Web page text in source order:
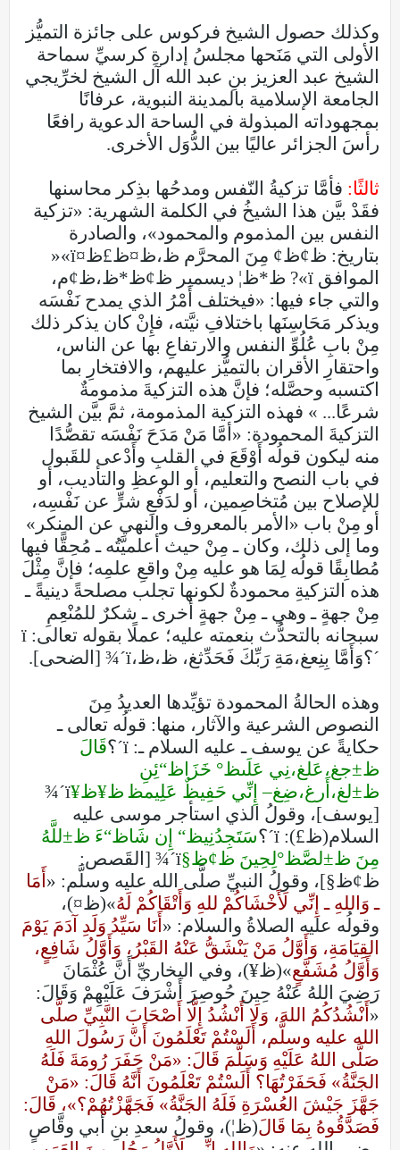
وكذلك حصول الشيخ فركوس على جائزة التميُّز
الأولى التي مَنَحها مجلسُ إدارةِ كرسيِّ سماحة
الشيخ عبد العزيز بنِ عبد الله آل الشيخ لخرِّيجي
الجامعة الإسلامية بالمدينة النبوية، عرفانًا
بمجهوداته المبذولة في الساحة الدعوية رافعًا
رأسَ الجزائر عاليًا بين الدُّوَل الأخرى.
ثالثًا: فأمَّا تزكيةُ النّفس ومدحُها بذِكر محاسنها
فقَدْ بيَّن هذا الشيخُ في الكلمة الشهرية: «تزكية
النفس بين المذموم والمحمود»، والصادرة
بتاريخ: ظ¢ظ¢ مِنَ المحرَّم ظ،ظ¤ظ£ظ¤ï»«
الموافق ï»? ظ*ظ¦ ديسمبر ظ¢ظ*ظ،ظ¢م،
والتي جاء فيها: «فيختلف أَمْرُ الذي يمدح نَفْسَه
ويذكر مَحَاسِنَها باختلافِ نيَّته، فإِنْ كان يذكر ذلك
مِنْ بابِ عُلُوِّ النفس والارتفاعِ بها عن الناس،
واحتقارِ الأقران بالتميُّز عليهم، والافتخارِ بما
اكتسبه وحصَّله؛ فإنَّ هذه التزكيةَ مذمومةٌ
شرعًا... » فهذه التزكية المذمومة، ثمَّ بيَّن الشيخ
التزكيةَ المحمودة: «أمَّا مَنْ مَدَحَ نَفْسَه تقصُّدًا
منه ليكون قولُه أَوْقَعَ في القلبِ وأَدْعى للقَبول
في باب النصح والتعليم، أو الوعظِ والتأديب، أو
للإصلاح بين مُتخاصِمين، أو لدَفْعِ شرٍّ عن نَفْسِه،
أو مِنْ باب «الأمر بالمعروف والنهي عن المنكر»
وما إلى ذلك، وكان ـ مِنْ حيث أعلميَّتُه ـ مُحِقًّا فيها
مُطابِقًا قولُه لِمَا هو عليه مِنْ واقعِ علمِه؛ فإنَّ مِثْلَ
هذه التزكيةِ محمودةٌ لكونها تجلب مصلحةً دينيةً ـ
مِنْ جهةٍ ـ وهي ـ مِنْ جهةٍ أخرى ـ شكرٌ للمُنْعِمِ
سبحانه بالتحدُّث بنعمته عليه؛ عملًا بقوله تعالى: ï
´؟وَأَمَّا بِنِعغ،مَةِ رَبِّكَ فَحَدِّثغ، ظ،ظ،ï´¾ [الضحى].
وهذه الحالةُ المحمودة تؤيِّدها العديدُ مِنَ
النصوص الشرعية والآثار، منها: قولُه تعالى ـ
حكايةً عن يوسف ـ عليه السلام ـ: ï´؟
قَالَ
ظ±جغ،عَلغ،نِي عَلَىظ° خَزَاظ“ئِنِ
ظ±لغ،أَرغ،ضِغ– إِنِّي حَفِيظٌ عَلِيمظ‍ ظ¥ظ¥ ï´¾
[يوسف]، وقولُ الذي استأجر موسى عليه
السلام(ظ£): ï´؟
سَتَجِدُنِيظ“ إِن شَاظ“ءَ ظ±للَّهُ
مِنَ ظ±لصَّظ°لِحِينَ ظ¢ظ§ ï´¾ [القَصص:
ظ¢ظ§]، وقولُ النبيِّ صلَّى الله عليه وسلَّم: « أَمَا
ـ وَاللهِ ـ إِنِّي لَأَخْشَاكُمْ للهِ وَأَتْقَاكُمْ لَهُ»(ظ¤)،
وقولُه عليه الصلاةُ والسلام: « أَنَا سَيِّدُ وَلَدِ آدَمَ يَوْمَ
القِيَامَةِ، وَأَوَّلُ مَنْ يَنْشَقُّ عَنْهُ القَبْرُ، وَأَوَّلُ شَافِعٍ،
وَأَوَّلُ مُشَفَّعٍ»(ظ¥)، وفي البخاريِّ أَنَّ عُثْمَانَ
رَضِيَ اللهُ عَنْهُ حِينَ حُوصِرَ أَشْرَفَ عَلَيْهِمْ وَقَالَ:
« أَنْشُدُكُمُ اللهَ، وَلَا أَنْشُدُ إِلَّا أَصْحَابَ النَّبِيِّ صلَّى
الله عليه وسلَّم، أَلَسْتُمْ تَعْلَمُونَ أَنَّ رَسُولَ اللهِ
صَلَّى اللهُ عَلَيْهِ وَسَلَّمَ قَالَ: «مَنْ حَفَرَ رُومَةَ فَلَهُ
الجَنَّةُ» فَحَفَرْتُهَا؟ أَلَسْتُمْ تَعْلَمُونَ أَنَّهُ قَالَ: «مَنْ
جَهَّزَ جَيْشَ العُسْرَةِ فَلَهُ الجَنَّةُ» فَجَهَّزْتُهُمْ؟»، قَالَ:
فَصَدَّقُوهُ بِمَا قَالَ(ظ¦)، وقولُ سعدِ بنِ أبي وقَّاصٍ